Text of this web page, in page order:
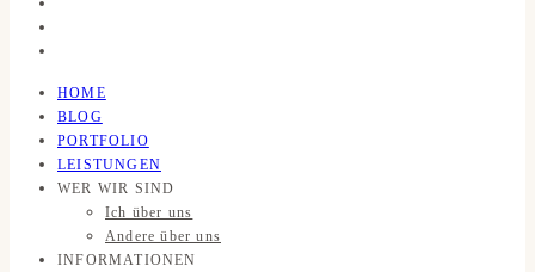
HOME
BLOG
PORTFOLIO
LEISTUNGEN
WER WIR SIND
Ich über uns
Andere über uns
INFORMATIONEN